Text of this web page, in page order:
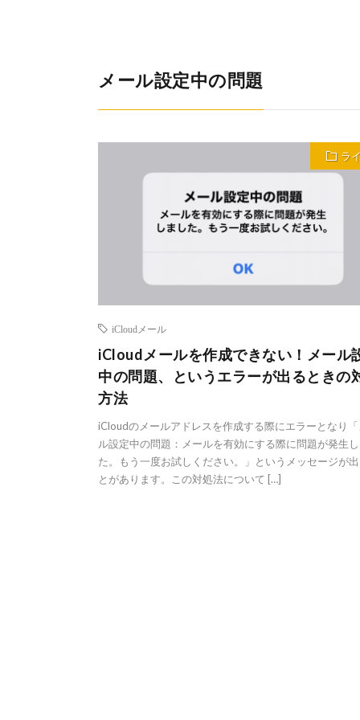
メール設定中の問題
ラ
iCloudメール
iCloudメールを作成できない！メール
中の問題、というエラーが出るときの
方法
iCloudのメールアドレスを作成する際にエラーとなり「
ル設定中の問題：メールを有効にする際に問題が発生
た。もう一度お試しください。」というメッセージが出
とがあります。この対処法について […]